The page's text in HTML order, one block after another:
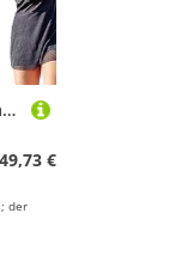
Krujecnt Tennisschlager | Beach Spielset | Belüftungslöcher Trainingsausrüstung Für Anfänger & Fortgeschrittene Outdoor & Reise
49,73 €
der